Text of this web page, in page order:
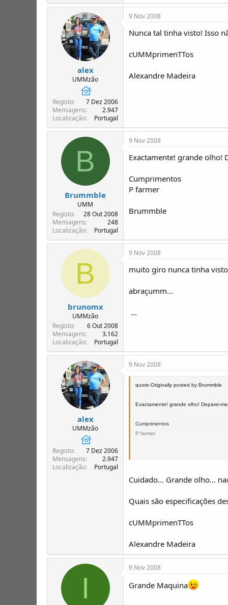
alex
UMMzão
Registo
7 Dez 2006
Mensagens
2.947
Localização
Portugal
9 Nov 2008
Nunca tal tinha visto! Isso
cUMMprimenTTos
Alexandre Madeira
B
Brummble
UMM
Registo
28 Out 2008
Mensagens
248
Localização
Portugal
9 Nov 2008
Exactamente! grande olho!
Cumprimentos
P farmer
Brummble
B
brunomx
UMMzão
Registo
6 Out 2008
Mensagens
3.162
Localização
Portugal
9 Nov 2008
muito giro nunca tinha
abraçumm...
...
alex
UMMzão
Registo
7 Dez 2006
Mensagens
2.947
Localização
Portugal
9 Nov 2008
quote:Originally posted by Brummble
Exactamente! grande olho! Deparei-
Cumprimentos
P farmer
Cuidado... Grande olho...
Quais são especificações
cUMMprimenTTos
Alexandre Madeira
I
9 Nov 2008
Grande Maquina